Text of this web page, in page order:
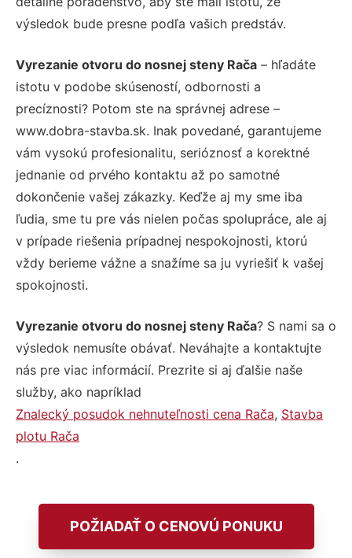
výsledok bude presne podľa vašich predstáv.
Vyrezanie otvoru do nosnej steny Rača – hľadáte
istotu v podobe skúseností, odbornosti a
precíznosti? Potom ste na správnej adrese –
www.dobra-stavba.sk. Inak povedané, garantujeme
vám vysokú profesionalitu, serióznosť a korektné
jednanie od prvého kontaktu až po samotné
dokončenie vašej zákazky. Keďže aj my sme iba
ľudia, sme tu pre vás nielen počas spolupráce, ale aj
v prípade riešenia prípadnej nespokojnosti, ktorú
vždy berieme vážne a snažíme sa ju vyriešiť k vašej
spokojnosti.
Vyrezanie otvoru do nosnej steny Rača? S nami sa o
výsledok nemusíte obávať. Neváhajte a kontaktujte
nás pre viac informácií. Prezrite si aj ďalšie naše
služby, ako napríklad
Znalecký posudok nehnuteľnosti cena Rača, Stavba
plotu Rača
.
POŽIADAŤ O CENOVÚ PONUKU